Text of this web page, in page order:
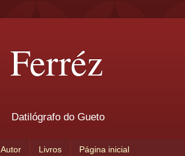
Ferréz
Datilógrafo do Gueto
Autor Livros Página inicial